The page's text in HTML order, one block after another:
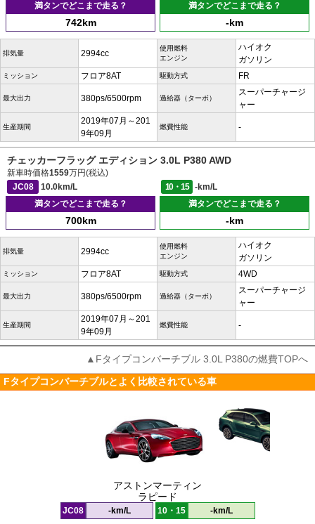
満タンでどこまで走る？
742km
満タンでどこまで走る？
-km
排気量 2994cc
使用燃料
エンジン
ハイオク
ガソリン
ミッション フロア8AT 駆動方式 FR
最大出力 380ps/6500rpm 過給器（ターボ）
スーパーチャージ
ャー
生産期間
2019年07月～201
9年09月
燃費性能 -
チェッカーフラッグ エディション 3.0L P380 AWD
新車時価格1559万円(税込)
JC08
10.0km/L 10・15
-km/L
満タンでどこまで走る？
700km
満タンでどこまで走る？
-km
排気量 2994cc
使用燃料
エンジン
ハイオク
ガソリン
ミッション フロア8AT 駆動方式 4WD
最大出力 380ps/6500rpm 過給器（ターボ）
スーパーチャージ
ャー
生産期間
2019年07月～201
9年09月
燃費性能 -
▲Fタイプコンバーチブル 3.0L P380の燃費TOPへ
Fタイプコンバーチブルとよく比較されている車
アストンマーティン
ラピード
JC08 -km/L 10・15 -km/L